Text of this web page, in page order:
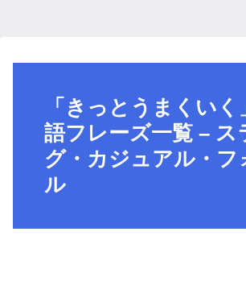
「きっとうまくい
語フレーズ一覧 – ス
グ・カジュアル・フ
ル